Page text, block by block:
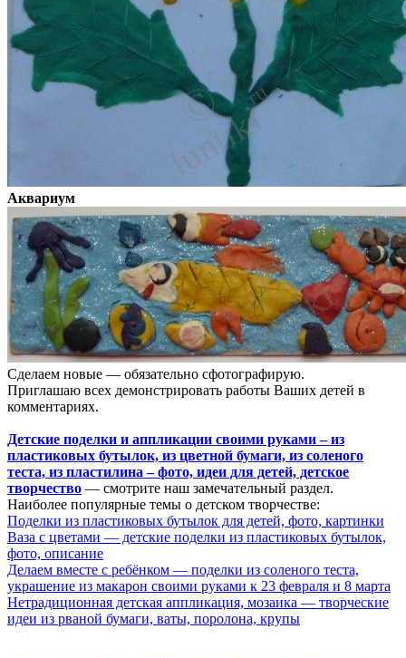
Аквариум
Сделаем новые — обязательно сфотографирую.
Приглашаю всех демонстрировать работы Ваших детей в
комментариях.
Детские поделки и аппликации своими руками – из
пластиковых бутылок, из цветной бумаги, из соленого
теста, из пластилина – фото, идеи для детей, детское
творчество — смотрите наш замечательный раздел.
Наиболее популярные темы о детском творчестве:
Поделки из пластиковых бутылок для детей, фото, картинки
Ваза с цветами — детские поделки из пластиковых бутылок,
фото, описание
Делаем вместе с ребёнком — поделки из соленого теста,
украшение из макарон своими руками к 23 февраля и 8 марта
Нетрадиционная детская аппликация, мозаика — творческие
идеи из рваной бумаги, ваты, поролона, крупы